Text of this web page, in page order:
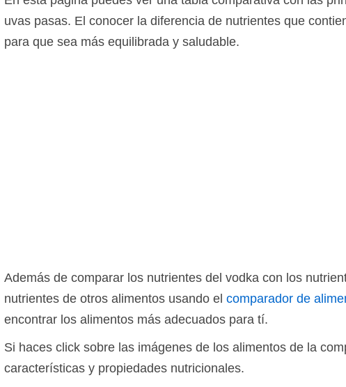
uvas pasas. El conocer la diferencia de nutrientes que
para que sea más equilibrada y saludable.
Además de comparar los nutrientes del vodka con los
nutrientes de otros alimentos usando el comparador de
encontrar los alimentos más adecuados para tí.
Si haces click sobre las imágenes de los alimentos de la
características y propiedades nutricionales.